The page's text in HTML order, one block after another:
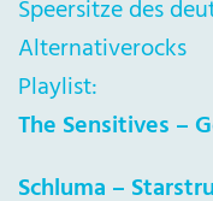
Speersitze des
Alternativerocks
Playlist:
The Sensitives –
Schluma –